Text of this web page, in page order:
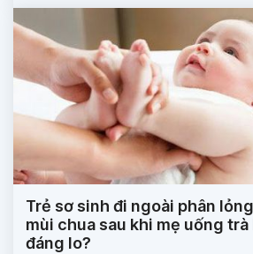
Trẻ sơ sinh đi ngoài phân
mùi chua sau khi mẹ uống
đáng lo?